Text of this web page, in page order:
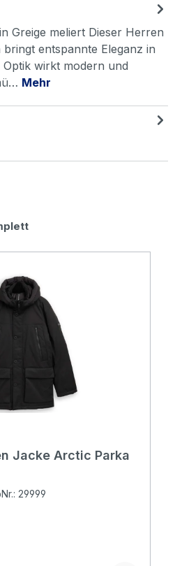
Greige meliert Dieser Herren
entspannte Eleganz in
wirkt modern und
Mehr
Jacke Arctic Parka
29999